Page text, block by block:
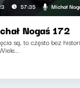
57:35 Michał
Nogaś 172
są, to często bez